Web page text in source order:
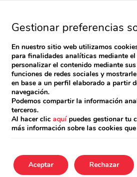
lugar, que es donde se
esta oportunidad para atraer
ofreciendo el mejor precio
Gestionar preferencias
En nuestro sitio web utilizamos
para finalidades analíticas mediante
personalizar el contenido mediante
funciones de redes sociales y
en base a un perfil elaborado a partir
navegación.
Podemos compartir la información
terceros.
Al hacer clic aquípuedes gestionar tu
más información sobre las cookies
Aceptar Rechazar